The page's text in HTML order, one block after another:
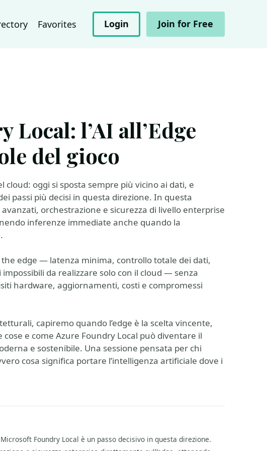
Favorites Login Join for Free
l’AI all’Edge
del gioco
cloud: oggi si sposta sempre più vicino ai dati, e
passi più decisi in questa direzione. In questa
orchestrazione e sicurezza di livello enterprise
inferenze immediate anche quando la
the edge — latenza minima, controllo totale dei dati,
da realizzare solo con il cloud — senza
hardware, aggiornamenti, costi e compromessi
capiremo quando l’edge è la scelta vincente,
e come Azure Foundry Local può diventare il
e sostenibile. Una sessione pensata per chi
cosa significa portare l’intelligenza artificiale dove i
Foundry Local è un passo decisivo in questa direzione.